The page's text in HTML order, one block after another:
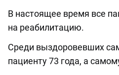
В настоящее время все
на реабилитацию.
Среди выздоровевших
пациенту 73 года, а